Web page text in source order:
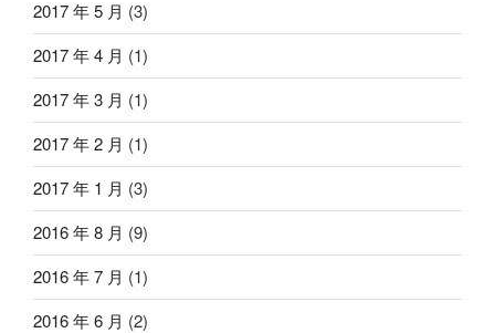
2017 年 5 月 (3)
2017 年 4 月 (1)
2017 年 3 月 (1)
2017 年 2 月 (1)
2017 年 1 月 (3)
2016 年 8 月 (9)
2016 年 7 月 (1)
2016 年 6 月 (2)